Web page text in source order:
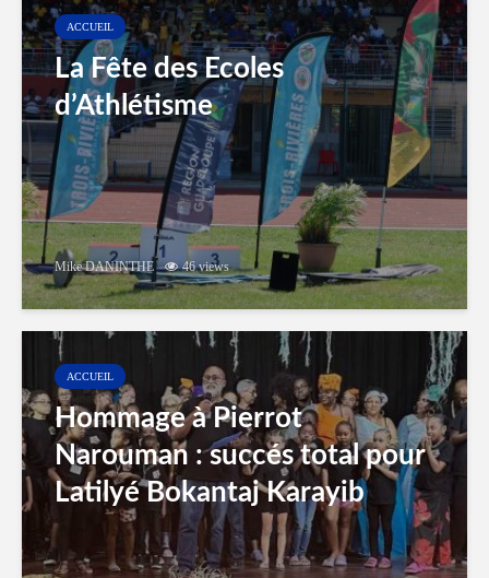
ACCUEIL
La Fête des Ecoles
d’Athlétisme
Mike DANINTHE 46 views
ACCUEIL
Hommage à Pierrot
Narouman : succés total pour
Latilyé Bokantaj Karayib